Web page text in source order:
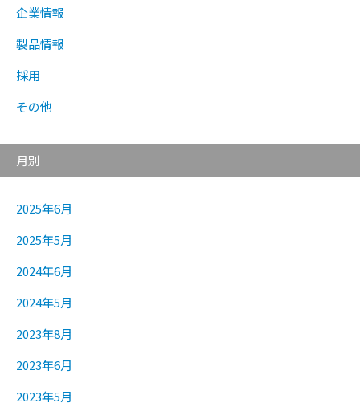
企業情報
製品情報
採用
その他
月別
2025年6月
2025年5月
2024年6月
2024年5月
2023年8月
2023年6月
2023年5月